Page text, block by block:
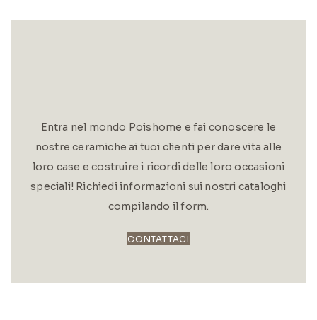
Entra nel mondo Poishome e fai conoscere le
nostre ceramiche ai tuoi clienti per dare vita alle
loro case e costruire i ricordi delle loro occasioni
speciali! Richiedi informazioni sui nostri cataloghi
compilando il form.
CONTATTACI